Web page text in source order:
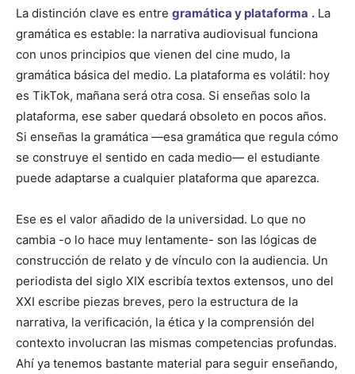
La distinción clave es entre gramática y plataforma . La
gramática es estable: la narrativa audiovisual funciona
con unos principios que vienen del cine mudo, la
gramática básica del medio. La plataforma es volátil: hoy
es TikTok, mañana será otra cosa. Si enseñas solo la
plataforma, ese saber quedará obsoleto en pocos años.
Si enseñas la gramática —esa gramática que regula cómo
se construye el sentido en cada medio— el estudiante
puede adaptarse a cualquier plataforma que aparezca.
Ese es el valor añadido de la universidad. Lo que no
cambia -o lo hace muy lentamente- son las lógicas de
construcción de relato y de vínculo con la audiencia. Un
periodista del siglo XIX escribía textos extensos, uno del
XXI escribe piezas breves, pero la estructura de la
narrativa, la verificación, la ética y la comprensión del
contexto involucran las mismas competencias profundas.
Ahí ya tenemos bastante material para seguir enseñando,